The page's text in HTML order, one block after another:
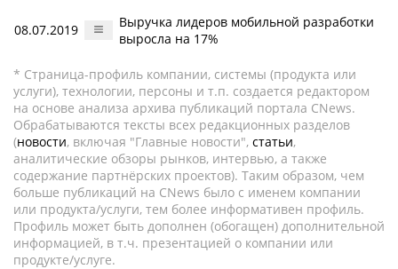
08.07.2019
Выручка лидеров мобильной разработки
выросла на 17%
* Страница-профиль компании, системы (продукта или
услуги), технологии, персоны и т.п. создается редактором
на основе анализа архива публикаций портала CNews.
Обрабатываются тексты всех редакционных разделов
(новости, включая "Главные новости", статьи,
аналитические обзоры рынков, интервью, а также
содержание партнёрских проектов). Таким образом, чем
больше публикаций на CNews было с именем компании
или продукта/услуги, тем более информативен профиль.
Профиль может быть дополнен (обогащен) дополнительной
информацией, в т.ч. презентацией о компании или
продукте/услуге.